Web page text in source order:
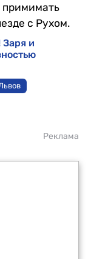
примимать
с Рухом.
Заря и
Реклама